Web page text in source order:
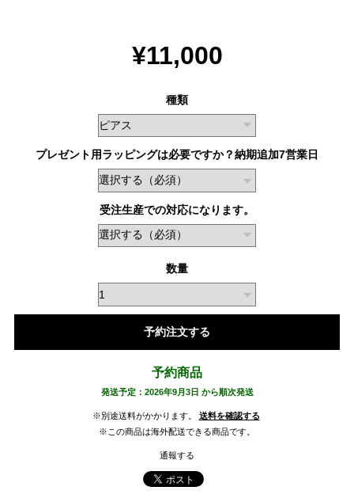
¥11,000
種類
プレゼント用ラッピングは必要ですか？納期追加7営業日
受注生産での対応になります。
数量
予約注文する
予約商品
発送予定：2026年9月3日 から順次発送
※別途送料がかかります。
送料を確認する
※この商品は海外配送できる商品です。
通報する